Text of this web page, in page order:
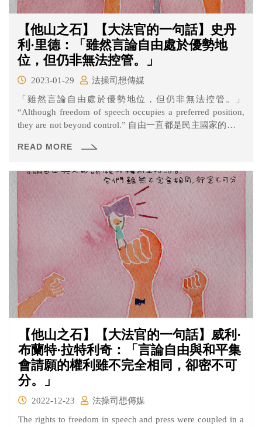
【他山之石】【大法官的一句話】史丹
利·里德：「雖然言論自由處於優勢地
位，但仍非無法控管。」
2023-01-29
法操司想傳媒
「雖然言論自由處於優勢地位，但仍非無法控管。」
“Although freedom of speech occupies a preferred position,
they are not beyond control.” 自由一直都是民主國家的核心
直接體現民主的表徵，當人民能夠自由的表達想法，社會
READ MORE
【他山之石】【大法官的一句話】威利·
布蘭特·拉特利奇：「言論自由與和平集
會請願的權利雖不完全相同，卻密不可
分。」
2022-12-23
法操司想傳媒
The rights to freedom in speech and press were coupled in a